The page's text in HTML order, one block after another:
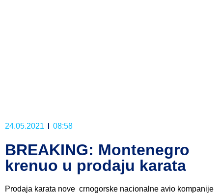
24.05.2021 08:58
BREAKING: Montenegro
krenuo u prodaju karata
Prodaja karata nove crnogorske nacionalne avio kompanije